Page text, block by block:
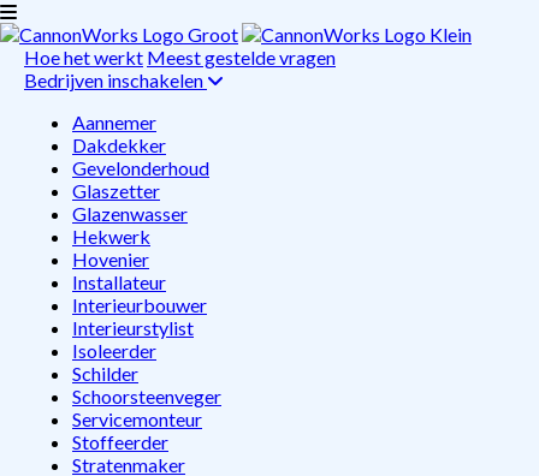
Hoe het werkt Meest gestelde vragen
Bedrijven inschakelen
Aannemer
Dakdekker
Gevelonderhoud
Glaszetter
Glazenwasser
Hekwerk
Hovenier
Installateur
Interieurbouwer
Interieurstylist
Isoleerder
Schilder
Schoorsteenveger
Servicemonteur
Stoffeerder
Stratenmaker